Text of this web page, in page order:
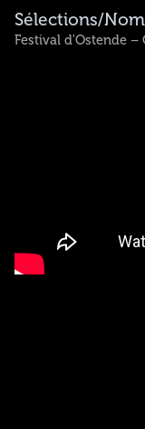
Sélections/
Festival d'Ostende –